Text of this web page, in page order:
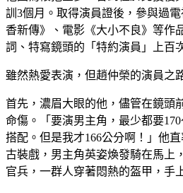
訓3個月。取得演員證後，參與過
香新傳》、電影《大小不良》等作
詞、特寫鏡頭的「特約演員」上百
雖然熱愛表演，但趙仲榮的演員之
首先，濃眉大眼的他，儘管在鏡頭
命傷。「要演男主角，最少都要
搭配。但是我才166公分啊！」他
古裝戲，男主角英姿煥發騎在馬上
官兵，一群人穿著悶熱的盔甲，手